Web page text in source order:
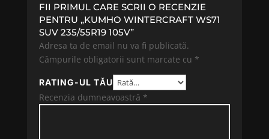
FII PRIMUL CARE SCRII O RECENZIE
PENTRU „KUMHO WINTERCRAFT WS71
SUV 235/55R19 105V”
Adresa ta de email nu va fi publicată.
Câmpurile obligatorii sunt marcate cu *
RATING-UL TĂU
Recenzia dumneavoastră *